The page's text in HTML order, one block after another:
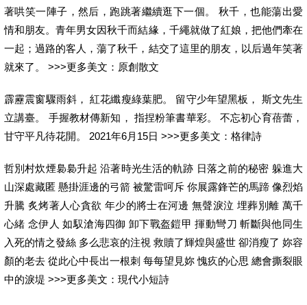
著哄笑一陣子，然后，跑跳著繼續逛下一個。 秋千，也能蕩出愛
情和朋友。青年男女因秋千而結緣，千繩就做了紅娘，把他們牽在
一起；過路的客人，蕩了秋千，結交了這里的朋友，以后過年笑著
就來了。 >>>更多美文：原創散文
霹靂震窗驟雨斜， 紅花纖瘦綠葉肥。 留守少年望黑板， 斯文先生
立講臺。 手握教材傳新知， 指捏粉筆書華彩。 不忘初心育蓓蕾，
甘守平凡待花開。 2021年6月15日 >>>更多美文：格律詩
哲別村炊煙裊裊升起 沿著時光生活的軌跡 日落之前的秘密 躲進大
山深處藏匿 懸掛涯邊的弓箭 被驚雷呵斥 你展露鋒芒的馬蹄 像烈焰
升騰 炙烤著人心貪欲 年少的將士在河邊 無聲淚泣 埋葬別離 萬千
心緒 念伊人 如馭滄海四御 卸下戰盔鎧甲 揮動彎刀 斬斷與他同生
入死的情之發絲 多么悲哀的注視 救贖了輝煌與盛世 卻消瘦了 妳容
顏的老去 從此心中長出一根刺 每每望見妳 愧疚的心思 總會撕裂眼
中的淚堤 >>>更多美文：現代小短詩